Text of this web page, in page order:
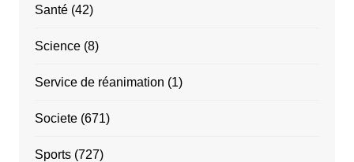
Santé(42)
Science(8)
Service de réanimation (1)
Societe(671)
Sports(727)